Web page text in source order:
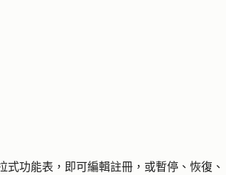
式功能表，即可編輯註冊，或暫停、恢復、